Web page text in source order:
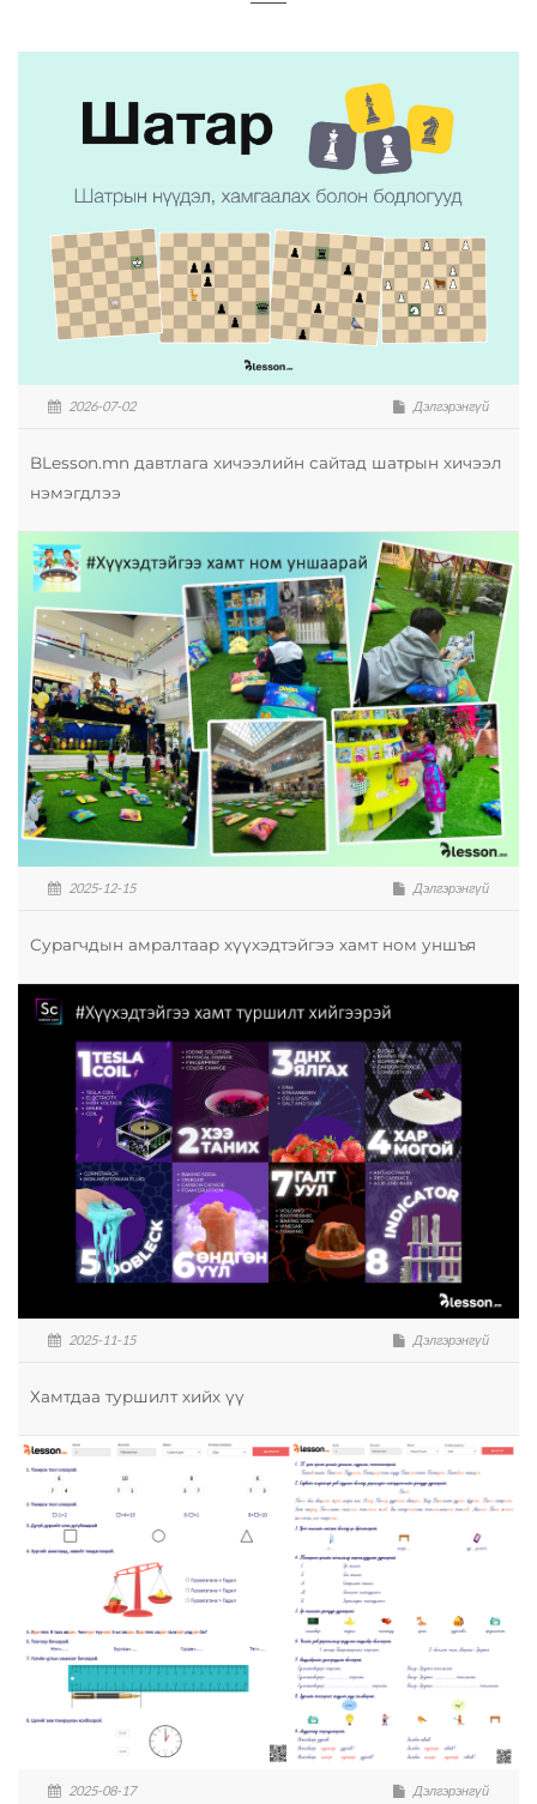
2026-07-02 Дэлгэрэнгүй
BLesson.mn давтлага хичээлийн сайтад шатрын хичээл
нэмэгдлээ
2025-12-15 Дэлгэрэнгүй
Сурагчдын амралтаар хүүхэдтэйгээ хамт ном уншъя
2025-11-15 Дэлгэрэнгүй
Хамтдаа туршилт хийх үү
2025-08-17 Дэлгэрэнгүй